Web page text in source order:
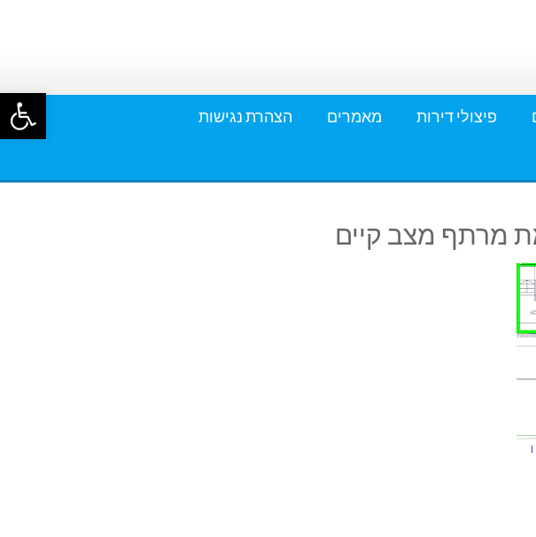
פתח פיצולי דירות מאמרים הצהרת נגישות
מרתף מצב קיים